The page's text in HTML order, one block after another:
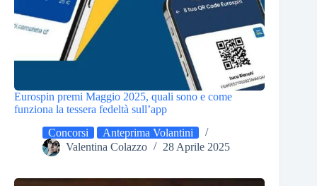
Eurospin premi Maggio 2025, quali sono e come
funziona la tessera fedeltà sull’app
Concorsi
Anteprima Volantini
Valentina Colazzo
28 Aprile 2025